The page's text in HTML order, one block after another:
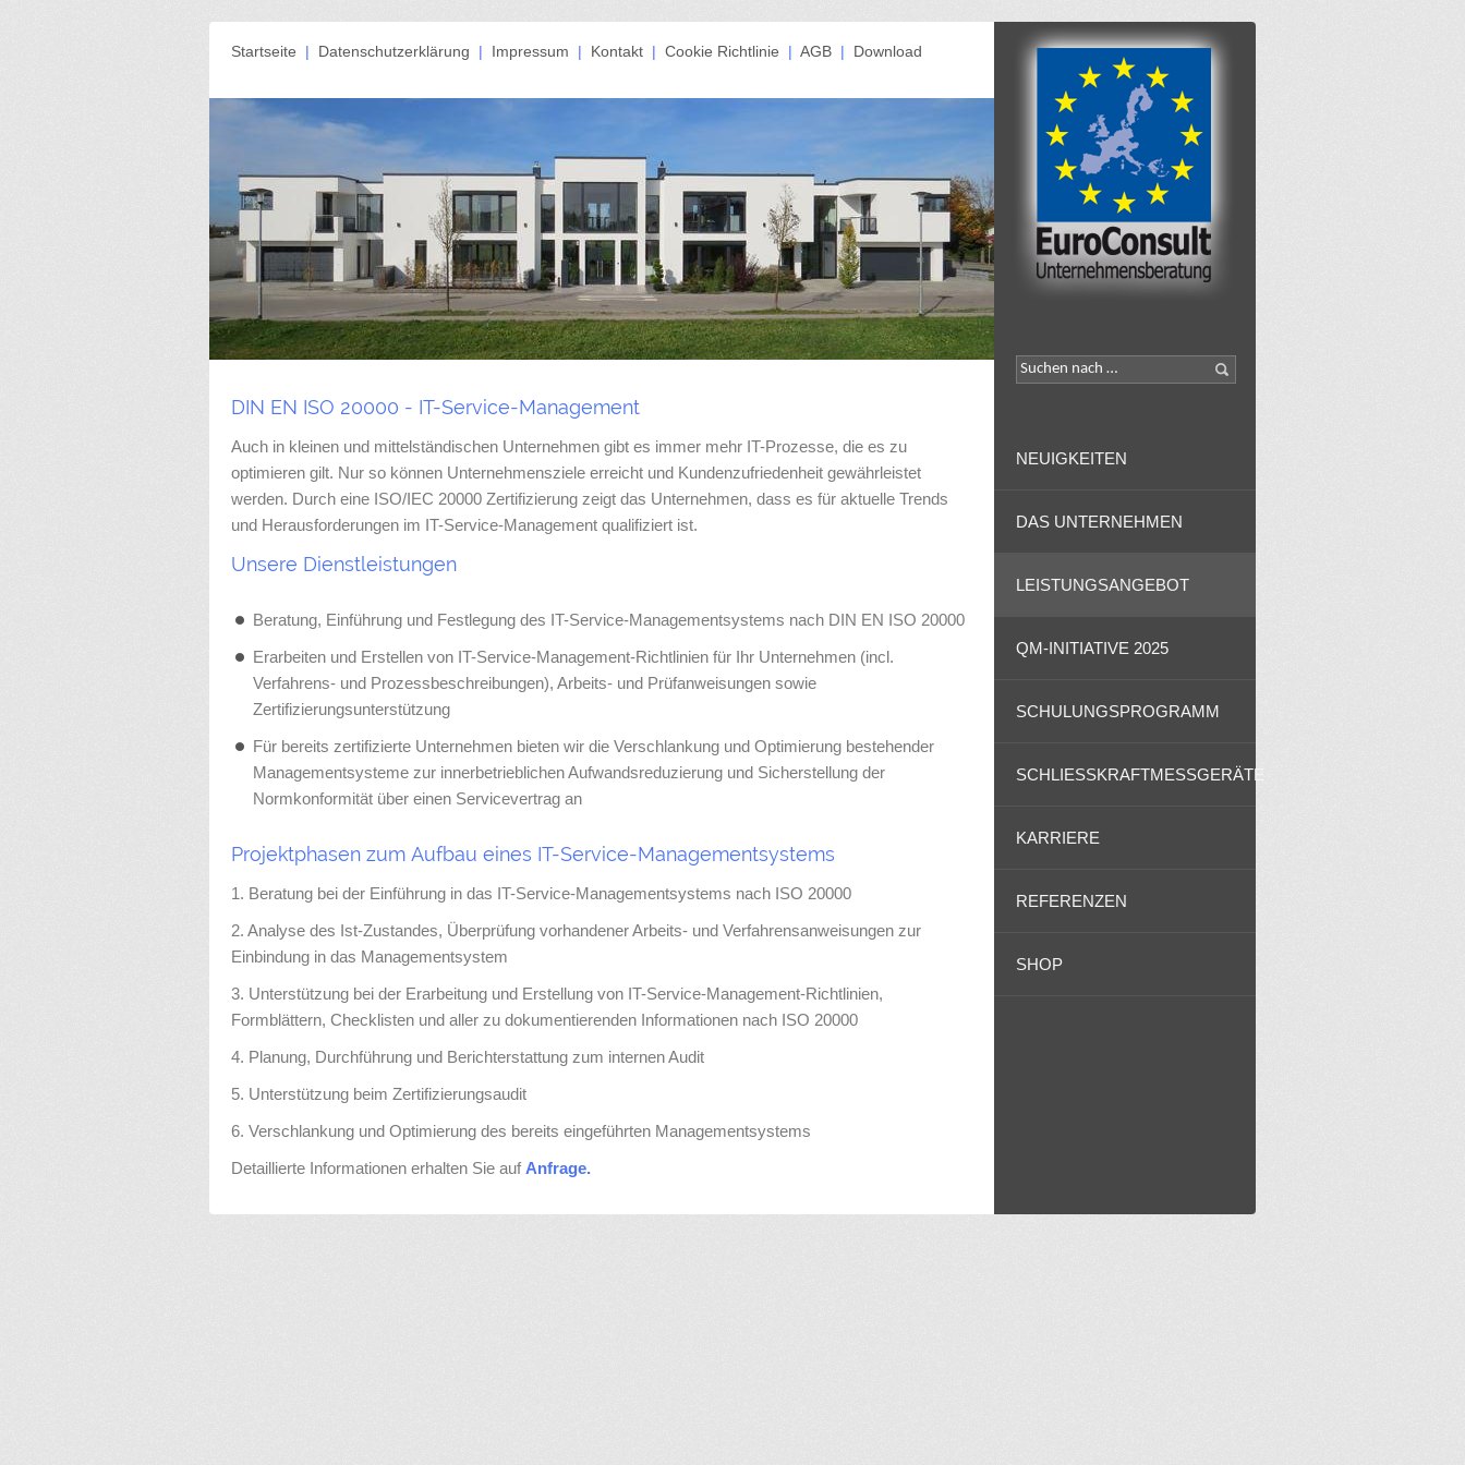
Startseite Datenschutzerklärung Impressum Kontakt Cookie Richtlinie AGB Download
DIN EN ISO 20000 - IT-Service-Management
Auch in kleinen und mittelständischen Unternehmen gibt es immer mehr IT-Prozesse, die es zu
optimieren gilt. Nur so können Unternehmensziele erreicht und Kundenzufriedenheit gewährleistet
werden. Durch eine ISO/IEC 20000 Zertifizierung zeigt das Unternehmen, dass es für aktuelle Trends
und Herausforderungen im IT-Service-Management qualifiziert ist.
Unsere Dienstleistungen
Beratung, Einführung und Festlegung des IT-Service-Managementsystems nach DIN EN ISO 20000
Erarbeiten und Erstellen von IT-Service-Management-Richtlinien für Ihr Unternehmen (incl.
Verfahrens- und Prozessbeschreibungen), Arbeits- und Prüfanweisungen sowie
Zertifizierungsunterstützung
Für bereits zertifizierte Unternehmen bieten wir die Verschlankung und Optimierung bestehender
Managementsysteme zur innerbetrieblichen Aufwandsreduzierung und Sicherstellung der
Normkonformität über einen Servicevertrag an
Projektphasen zum Aufbau eines IT-Service-Managementsystems
1. Beratung bei der Einführung in das IT-Service-Managementsystems nach ISO 20000
2. Analyse des Ist-Zustandes, Überprüfung vorhandener Arbeits- und Verfahrensanweisungen zur
Einbindung in das Managementsystem
3. Unterstützung bei der Erarbeitung und Erstellung von IT-Service-Management-Richtlinien,
Formblättern, Checklisten und aller zu dokumentierenden Informationen nach ISO 20000
4. Planung, Durchführung und Berichterstattung zum internen Audit
5. Unterstützung beim Zertifizierungsaudit
6. Verschlankung und Optimierung des bereits eingeführten Managementsystems
Detaillierte Informationen erhalten Sie auf Anfrage.
NEUIGKEITEN
DAS UNTERNEHMEN
LEISTUNGSANGEBOT
QM-INITIATIVE 2025
SCHULUNGSPROGRAMM
SCHLIESSKRAFTMESSGERÄTE
KARRIERE
REFERENZEN
SHOP